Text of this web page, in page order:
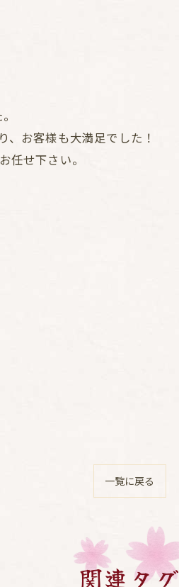
、お客様も大満足でした！
任せ下さい。
一覧に戻る
関連タグ